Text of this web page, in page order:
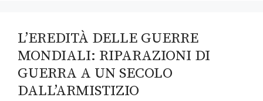
L’EREDITÀ DELLE GUERRE
MONDIALI: RIPARAZIONI DI
GUERRA A UN SECOLO
DALL’ARMISTIZIO